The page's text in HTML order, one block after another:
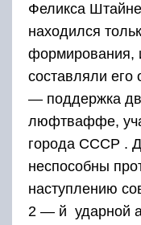
Феликса
находился
формирования,
составляли его
— поддержка
люфтваффе,
города СССР .
неспособны
наступлению
2 — й ударной